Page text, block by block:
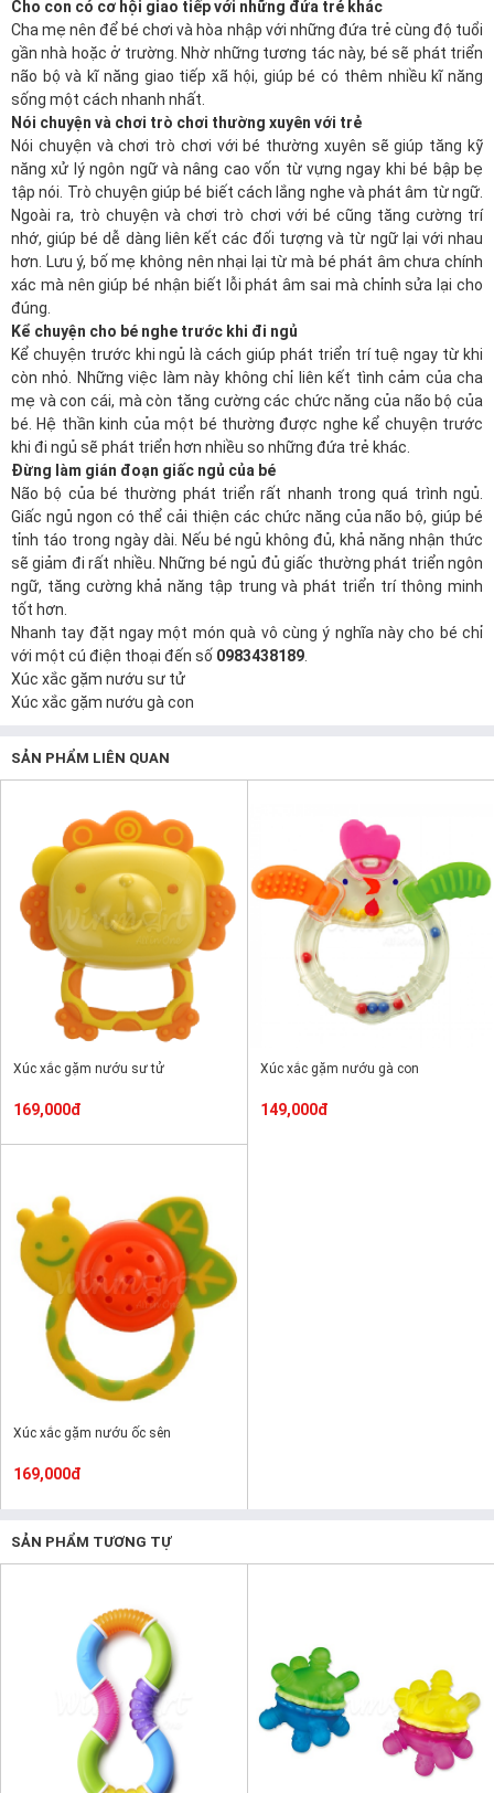
Cho con có cơ hội giao tiếp với những đứa trẻ khác
Cha mẹ nên để bé chơi và hòa nhập với những đứa trẻ cùng độ tuổi
gần nhà hoặc ở trường. Nhờ những tương tác này, bé sẽ phát triển
não bộ và kĩ năng giao tiếp xã hội, giúp bé có thêm nhiều kĩ năng
sống một cách nhanh nhất.
Nói chuyện và chơi trò chơi thường xuyên với trẻ
Nói chuyện và chơi trò chơi với bé thường xuyên sẽ giúp tăng kỹ
năng xử lý ngôn ngữ và nâng cao vốn từ vựng ngay khi bé bập bẹ
tập nói. Trò chuyện giúp bé biết cách lắng nghe và phát âm từ ngữ.
Ngoài ra, trò chuyện và chơi trò chơi với bé cũng tăng cường trí
nhớ, giúp bé dễ dàng liên kết các đối tượng và từ ngữ lại với nhau
hơn. Lưu ý, bố mẹ không nên nhại lại từ mà bé phát âm chưa chính
xác mà nên giúp bé nhận biết lỗi phát âm sai mà chỉnh sửa lại cho
đúng.
Kể chuyện cho bé nghe trước khi đi ngủ
Kể chuyện trước khi ngủ là cách giúp phát triển trí tuệ ngay từ khi
còn nhỏ. Những việc làm này không chỉ liên kết tình cảm của cha
mẹ và con cái, mà còn tăng cường các chức năng của não bộ của
bé. Hệ thần kinh của một bé thường được nghe kể chuyện trước
khi đi ngủ sẽ phát triển hơn nhiều so những đứa trẻ khác.
Đừng làm gián đoạn giấc ngủ của bé
Não bộ của bé thường phát triển rất nhanh trong quá trình ngủ.
Giấc ngủ ngon có thể cải thiện các chức năng của não bộ, giúp bé
tỉnh táo trong ngày dài. Nếu bé ngủ không đủ, khả năng nhận thức
sẽ giảm đi rất nhiều. Những bé ngủ đủ giấc thường phát triển ngôn
ngữ, tăng cường khả năng tập trung và phát triển trí thông minh
tốt hơn.
Nhanh tay đặt ngay một món quà vô cùng ý nghĩa này cho bé chỉ
với một cú điện thoại đến số 0983438189
Xúc xắc gặm nướu sư tử
Xúc xắc gặm nướu gà con
SẢN PHẨM LIÊN QUAN
Xúc xắc gặm nướu sư tử
169,000đ
Xúc xắc gặm nướu gà con
149,000đ
Xúc xắc gặm nướu ốc sên
169,000đ
SẢN PHẨM TƯƠNG TỰ